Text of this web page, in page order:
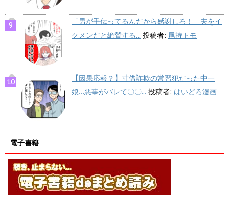
「男が手伝ってるんだから感謝しろ！」夫をイ
クメンだと絶賛する... 投稿者: 尾持トモ
【因果応報？】寸借詐欺の常習犯だった中一
娘…悪事がバレて〇〇... 投稿者: はいどろ漫画
電子書籍